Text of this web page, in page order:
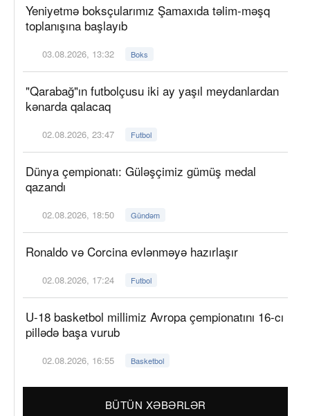
Yeniyetmə boksçularımız Şamaxıda təlim-məşq
toplanışına başlayıb
03.08.2026, 13:32 Boks
"Qarabağ"ın futbolçusu iki ay yaşıl meydanlardan
kənarda qalacaq
02.08.2026, 23:47 Futbol
Dünya çempionatı: Güləşçimiz gümüş medal
qazandı
02.08.2026, 18:50 Gündəm
Ronaldo və Corcina evlənməyə hazırlaşır
02.08.2026, 17:24 Futbol
U-18 basketbol millimiz Avropa çempionatını 16-cı
pillədə başa vurub
02.08.2026, 16:55 Basketbol
BÜTÜN XƏBƏRLƏR